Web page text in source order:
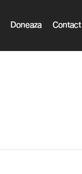
Doneaza Contact